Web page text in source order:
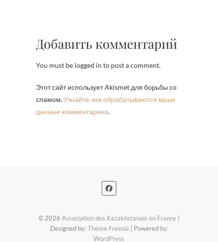
Добавить комментарий
You must be logged in to post a comment.
Этот сайт использует Akismet для борьбы со
спамом.Узнайте, как обрабатываются ваши
данные комментариев.
© 2026 Association des Kazakhstanais en France
Designed by:Theme Freesia | Powered by:
WordPress